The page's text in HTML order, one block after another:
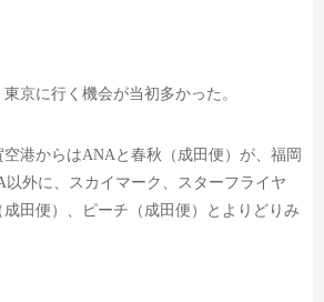
京に行く機会が当初多かった。
空港からはANAと春秋（成田便）が、 福岡
外に、スカイマーク、スターフライヤ
田便）、ピーチ（成田便）とよりどりみ